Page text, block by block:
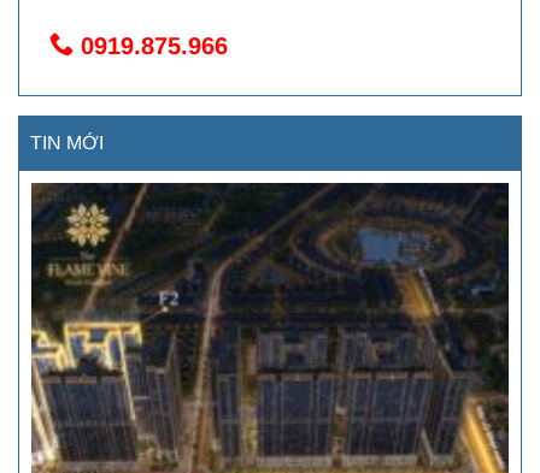
0919.875.966
TIN MỚI